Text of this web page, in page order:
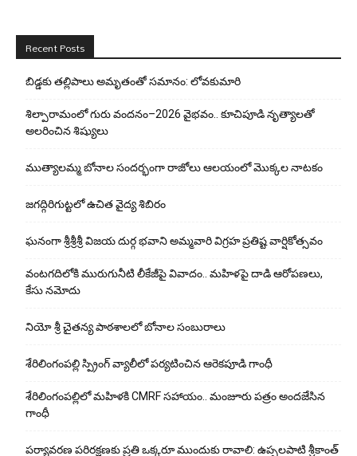
Recent Posts
బిడ్డ‌కు త‌ల్లిపాలు అమృతంతో స‌మానం: లోవ‌కుమారి
శిల్పారామంలో గురు వందనం–2026 వైభవం.. కూచిపూడి నృత్యాలతో
అలరించిన శిష్యులు
ముత్యాలమ్మ బోనాల సందర్భంగా రాజోలు ఆలయంలో మొక్కల నాటకం
జగద్గిరిగుట్టలో ఉచిత వైద్య శిబిరం
ఘనంగా శ్రీశ్రీశ్రీ విజయ దుర్గ భవాని అమ్మవారి విగ్రహ ప్రతిష్ట వార్షికోత్సవం
వంటగదిలోకి మురుగునీటి లీకేజీపై వివాదం.. మహిళపై దాడి ఆరోపణలు,
కేసు నమోదు
నియో శ్రీ చైతన్య పాఠశాలలో బోనాల సంబురాలు
శేరిలింగంపల్లి స్ప్రింగ్ వ్యాలీలో పర్యటించిన ఆరెకపూడి గాంధీ
శేరిలింగంపల్లిలో మ‌హిళ‌కి CMRF స‌హాయం.. మంజూరు పత్రం అందజేసిన
గాంధీ
పర్యావరణ పరిరక్షణకు ప్రతి ఒక్కరూ ముందుకు రావాలి: ఉప్పలపాటి శ్రీకాంత్